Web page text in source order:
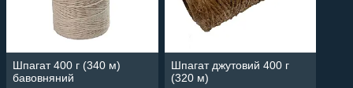
Шпагат 400 г (340 м)
бавовняний
Шпагат джутовий 400 г
(320 м)